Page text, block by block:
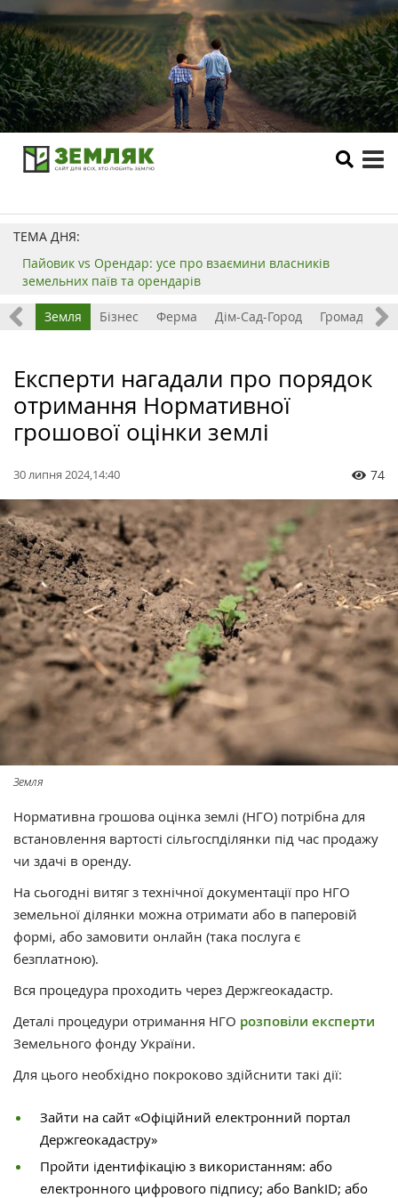
ТЕМА ДНЯ:
Пайовик vs Орендар: усе про взаємини власників
земельних паїв та орендарів
Все Земля Бізнес Ферма Дім-Сад-Город Громада
Експерти нагадали про порядок
отримання Нормативної
грошової оцінки землі
30 липня 2024,14:40 74
Земля
Нормативна грошова оцінка землі (НГО) потрібна для
встановлення вартості сільгоспділянки під час продажу
чи здачі в оренду.
На сьогодні витяг з технічної документації про НГО
земельної ділянки можна отримати або в паперовій
формі, або замовити онлайн (така послуга є
безплатною).
Вся процедура проходить через Держгеокадастр.
Деталі процедури отримання НГО розповіли експерти
Земельного фонду України.
Для цього необхідно покроково здійснити такі дії:
Зайти на сайт «Офіційний електронний портал
Держгеокадастру»
Пройти ідентифікацію з використанням: або
електронного цифрового підпису; або BankID; або